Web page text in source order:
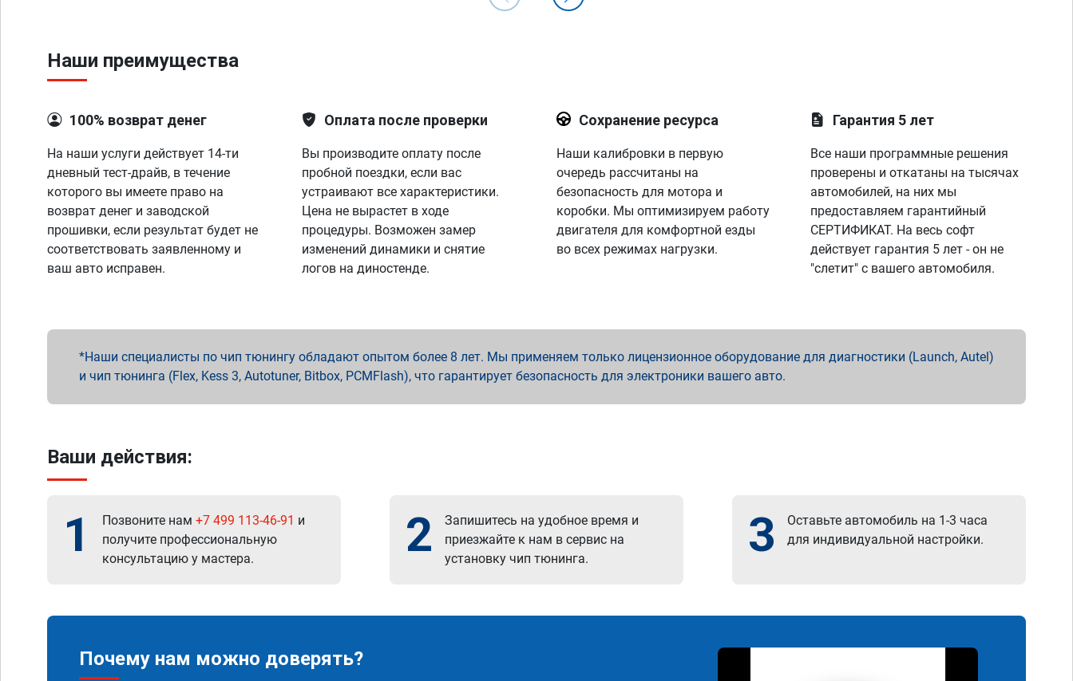
Наши преимущества
100% возврат денег
На наши услуги действует 14-ти
дневный тест-драйв, в течение
которого вы имеете право на
возврат денег и заводской
прошивки, если результат будет не
соответствовать заявленному и
ваш авто исправен.
Оплата после проверки
Вы производите оплату после
пробной поездки, если вас
устраивают все характеристики.
Цена не вырастет в ходе
процедуры. Возможен замер
изменений динамики и снятие
логов на диностенде.
Сохранение ресурса
Наши калибровки в первую
очередь рассчитаны на
безопасность для мотора и
коробки. Мы оптимизируем работу
двигателя для комфортной езды
во всех режимах нагрузки.
Гарантия 5 лет
Все наши программные решения
проверены и откатаны на тысячах
автомобилей, на них мы
предоставляем гарантийный
СЕРТИФИКАТ. На весь софт
действует гарантия 5 лет - он не
"слетит" с вашего автомобиля.
Наши специалисты по чип тюнингу обладают опытом более 8 лет. Мы применяем только лицензионное оборудование для диагностики (Launch, Autel)
и чип тюнинга (Flex, Kess 3, Autotuner, Bitbox, PCMFlash), что гарантирует безопасность для электроники вашего авто.
Ваши действия:
1 Позвоните нам +7 499 113-46-91 и
получите профессиональную
консультацию у мастера.
2
Запишитесь на удобное время и
приезжайте к нам в сервис на
установку чип тюнинга.
3
Оставьте автомобиль на 1-3 часа
для индивидуальной настройки.
Почему нам можно доверять?